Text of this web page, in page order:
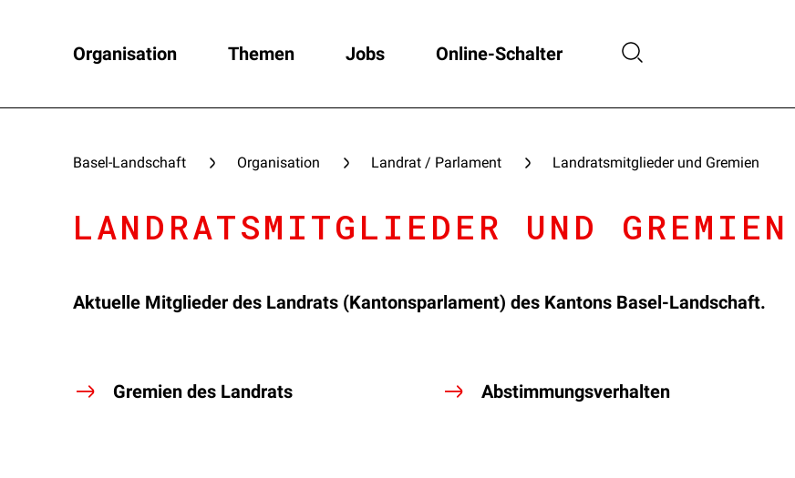
Organisation Themen Jobs Online-Schalter
Basel-Landschaft Organisation Landrat / Parlament Landratsmitglieder und Gremien
LANDRATSMITGLIEDER UND GREMIEN
Aktuelle Mitglieder des Landrats (Kantonsparlament) des Kantons Basel-Landschaft.
Gremien des Landrats Abstimmungsverhalten